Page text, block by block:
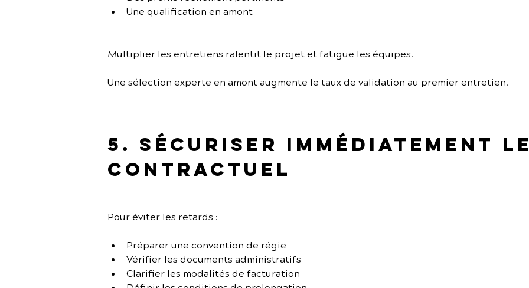
Une qualification en amont
Multiplier les entretiens ralentit le projet et fatigue les équipes.
Une sélection experte en amont augmente le taux de validation au premier entretien.
5. Sécuriser immédiatement
contractuel
Pour éviter les retards :
Préparer une convention de régie
Vérifier les documents administratifs
Clarifier les modalités de facturation